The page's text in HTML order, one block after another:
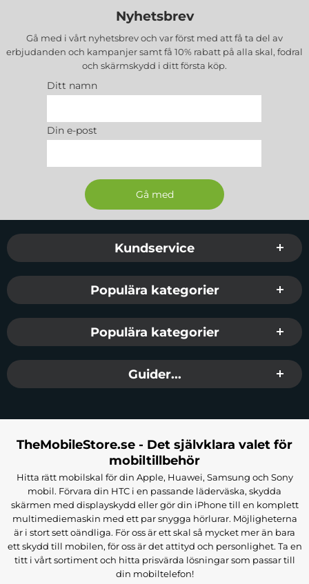
Nyhetsbrev
Gå med i vårt nyhetsbrev och var först med att få ta del av
erbjudanden och kampanjer samt få 10% rabatt på alla skal, fodral
och skärmskydd i ditt första köp.
Ditt namn
Din e-post
Sidfot Blandad info och länkar
Kundservice
Populära kategorier
Populära kategorier
Guider...
TheMobileStore.se - Det självklara valet för
mobiltillbehör
Hitta rätt mobilskal för din Apple, Huawei, Samsung och Sony
mobil. Förvara din HTC i en passande läderväska, skydda
skärmen med displayskydd eller gör din iPhone till en komplett
multimediemaskin med ett par snygga hörlurar. Möjligheterna
är i stort sett oändliga. För oss är ett skal så mycket mer än bara
ett skydd till mobilen, för oss är det attityd och personlighet. Ta en
titt i vårt sortiment och hitta prisvärda lösningar som passar till
din mobiltelefon!